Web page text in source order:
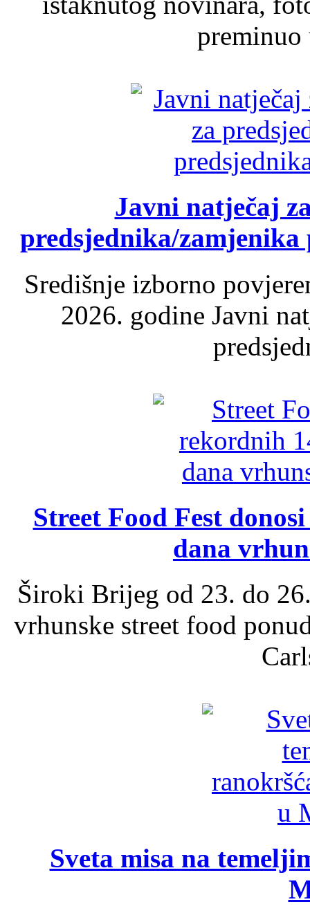
Javni natječaj
predsjednika/
Središnje izborno
2026. godine Javni
Street Food Fest
dana
Široki Brijeg od 23. do
vrhunske street food
Sveta misa na